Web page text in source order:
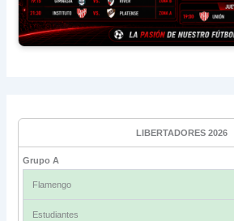
LIBERTADORES 2026
Grupo A
Flamengo
Estudiantes